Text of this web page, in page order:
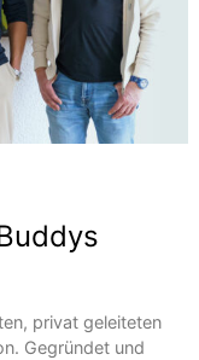
privat geleiteten
Gegründet und